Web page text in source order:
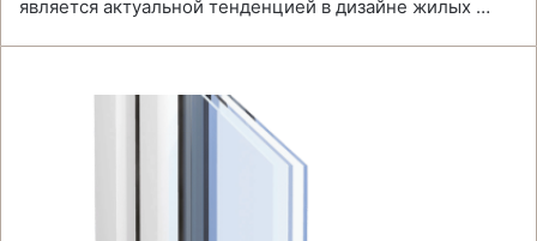
является актуальной тенденцией в дизайне жилых …